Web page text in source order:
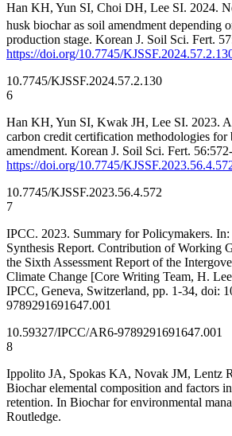
Han KH, Yun SI, Choi DH, Lee SI. 2024.
husk biochar as soil amendment depending
production stage. Korean J. Soil Sci. Fert.
https://doi.org/10.7745/
10.7745/KJSSF.2024.57.2.130
6
Han KH, Yun SI, Kwak JH, Lee SI. 2023.
carbon credit certification methodologies for
amendment. Korean J. Soil Sci. Fert.
https://doi.org/10.7745/
10.7745/KJSSF.2023.56.4.572
7
IPCC. 2023. Summary for Policymakers.
Synthesis Report. Contribution of Working
the Sixth Assessment Report of the
Climate Change [Core Writing Team, H.
IPCC, Geneva, Switzerland, pp. 1-34, doi:
9789291691647.001
10.59327/IPCC/AR6-9789291691647.001
8
Ippolito JA, Spokas KA, Novak JM, Lentz
Biochar elemental composition and factors
retention. In Biochar for environmental
Routledge.